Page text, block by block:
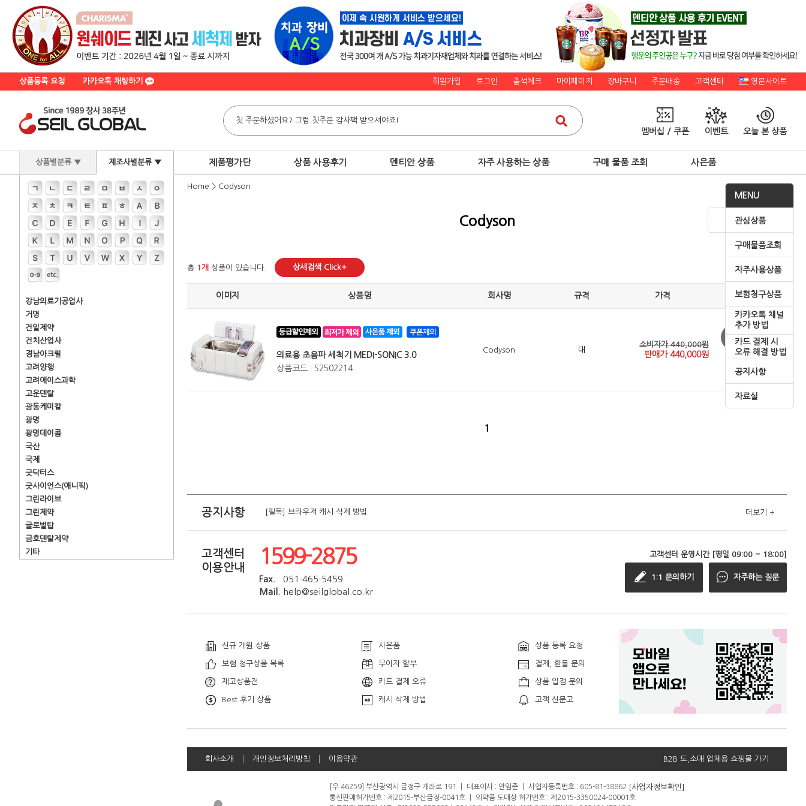
상품등록 요청 카카오톡 채팅하기 회원가입 로그인 출석체크 마이페이지 장바구니 주문배송 고객센터 영문사이트
멤버십 / 쿠폰 이벤트 오늘 본 상품
상품별분류 ▼ 제조사별분류 ▼
강남의료기공업사
거명
건일제약
건치산업사
경남아크릴
고려양행
고려에이스과학
고운덴탈
광동케미칼
광명
광명데이콤
국산
국제
굿닥터스
굿사이언스(애니픽)
그린라이브
그린제약
글로벌탑
금호덴탈제약
기타
제품평가단 상품 사용후기 덴티안 상품 자주 사용하는 상품 구매 물품 조회 사은품
MENU
관심상품
구매물품조회
자주사용상품
보험청구상품
카카오톡 채널
추가 방법
카드 결제 시
오류 해결 방법
공지사항
자료실
Home > Codyson
Codyson
총 1개 상품이 있습니다. 상세검색 Click+
이미지 상품명 회사명 규격 가격
의료용 초음파 세척기 MEDI-SONIC 3.0
상품코드 : S2502214
Codyson 대
소비자가 440,000원
판매가 440,000원
1
공지사항
[필독] 브라우저 캐시 삭제 방법
[필독] 브라우저 캐시 삭제 방법
더보기 +
고객센터
이용안내
1599-2875
Fax.
051-465-5459
Mail. help@seilglobal.co.kr
고객센터 운영시간 [평일 09:00 ~ 18:00]
1:1 문의하기 자주하는 질문
신규 개원 상품 사은품 상품 등록 요청
보험 청구상품 목록 무이자 할부 결제, 환불 문의
재고상품전 카드 결제 오류 상품 입점 문의
Best 후기 상품 캐시 삭제 방법 고객 신문고
회사소개 개인정보처리방침 이용약관 B2B 도,소매 업체용 쇼핑몰 가기
[우 46259] 부산광역시 금정구 개좌로 191 대표이사 : 안임준 사업자등록번호 : 605-81-38862 [사업자정보확인]
통신판매허가번호 : 제2015-부산금정-0041호
의약품 도매상 허가번호 : 제2015-3350024-00001호